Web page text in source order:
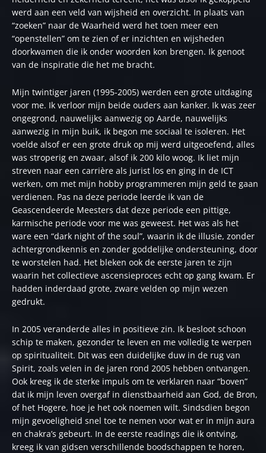
werd aan een veld van wijsheid en overzicht. In plaats van
“zoeken” naar de Waarheid werd het toen meer een
“openstellen” om te zien of er inzichten en wijsheden
doorkwamen die ik onder woorden kon brengen. Ik genoot
van de inspiratie die het me bracht.
Mijn twintiger jaren (1995-2005) werden een grote uitdaging
voor me. Ik verloor mijn beide ouders aan kanker. Ik was zeer
ongegrond, nauwelijks aanwezig op Aarde, nauwelijks
aanwezig in mijn buik, ik begon me sociaal te isoleren. Het
voelde alsof er een grote druk op mij werd uitgeoefend, alles
was stroperig en zwaar, alsof ik 200 kilo woog. Ik liet mijn
streven naar een carrière als jurist los en ging in de ICT
werken, om met mijn hobby programmeren mijn geld te gaan
verdienen. Pas na deze periode leerde ik van de
Geascendeerde Meesters dat deze periode een pittige,
karmische periode voor me was geweest. Het was als het
ware een “dark night of the soul”, waarin ik de illusie, zonder
achtergrondkennis en zonder goddelijke ondersteuning, door
te worstelen had. Het bleken ook de eerste jaren te zijn
waarin het collectieve ascensieproces echt op gang kwam. Er
hadden inderdaad grote, zware velden op mijn wezen
gedrukt.
In 2005 veranderde alles in positieve zin. Ik besloot schoon
schip te maken, gezonder te leven en me volledig te werpen
op spiritualiteit. Dit was een duidelijke duw in de rug van
Spirit, zoals velen in de jaren rond 2005 hebben ontvangen.
Ook kreeg ik de sterke impuls om te verklaren naar “boven”
dat ik mijn leven overgaf in dienstbaarheid aan God, de Bron,
of het Hogere, hoe je het ook noemen wilt. Sindsdien begon
mijn gevoeligheid snel toe te nemen voor wat er in mijn aura
en chakra’s gebeurt. In de eerste readings die ik ontving,
kreeg ik van gidsen verschillende boodschappen te horen,